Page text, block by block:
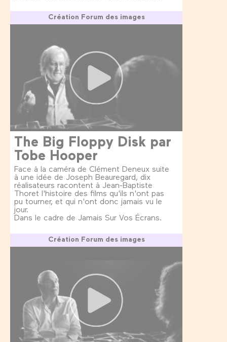
Création Forum des images
The Big Floppy Disk par
Tobe Hooper
Face à la caméra de Clément Deneux suite
à une idée de Joseph Beauregard, dix
réalisateurs racontent à Jean-Baptiste
Thoret l'histoire des films qu'ils n'ont pas
pu tourner, et qui n'ont donc jamais vu le
jour.
Dans le cadre de Jamais Sur Vos Écrans.
Création Forum des images